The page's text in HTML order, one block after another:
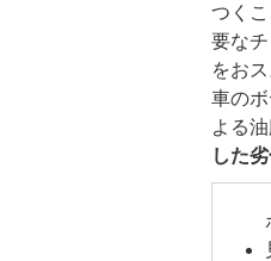
つく
要な
をお
車の
よる
した